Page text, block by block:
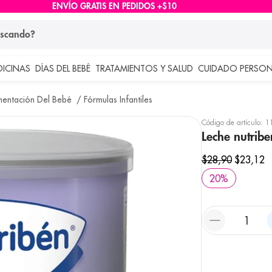
ENVÍO GRATIS EN PEDIDOS +$10
DÍAS DEL BEBÉ TRATAMIENTOS Y SALUD CUIDADO
Del Bebé Fórmulas Infantiles
Código de artículo:
Leche
$28,90 $23,12
20%
buscados